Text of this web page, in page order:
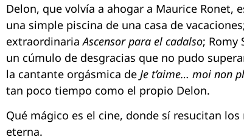
Delon, que volvía a ahogar a Maurice Ronet,
una simple piscina de una casa de
extraordinariaAscensor para el cadalso; Romy
un cúmulo de desgracias que no pudo
la cantante orgásmica de Je t’aime… moi non
tan poco tiempo como el propio Delon.
Qué mágico es el cine, donde sí resucitan
eterna.